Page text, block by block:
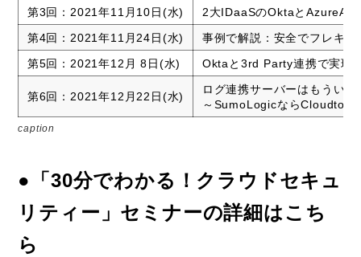
第3回：2021年11月10日(水)
2大IDaaSのOktaとAzureAD
第4回：2021年11月24日(水)
事例で解説：安全でフレキ
第5回：2021年12月 8日(水)
Oktaと3rd Party連携で実現
第6回：2021年12月22日(水)
ログ連携サーバーはもういら
～SumoLogicならCloudto
caption
●「30分でわかる！クラウドセキュ
リティー」セミナーの詳細はこち
ら